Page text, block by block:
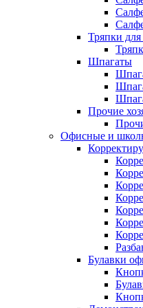
Тряпки для
Шпагаты
Прочие
Офисные и
Булавки